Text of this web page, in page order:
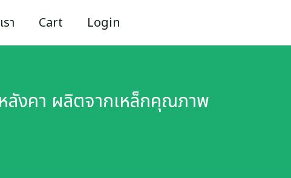
า Cart Login
ลังคา ผลิตจากเหล็กคุณภาพ